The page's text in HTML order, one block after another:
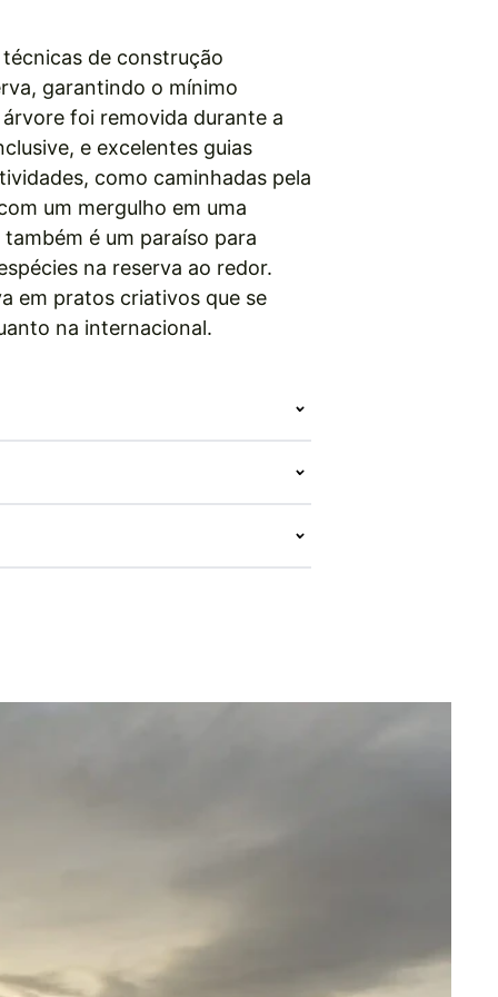
de construção
garantindo o mínimo
foi removida durante a
e excelentes guias
como caminhadas pela
um mergulho em uma
é um paraíso para
na reserva ao redor.
em pratos criativos que se
na internacional.